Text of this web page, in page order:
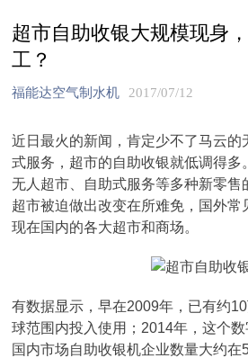
超市自助收银大规模现身
工？
福能达空气制水机 2017/07/12
近日最火的新闻，肯定少不了马云的
式服务，超市的自助收银就低调得多
无人超市、自助式服务等多种新零售
超市被迫做出改变在所难免，国外常
现在国内的各大超市和商场。
有数据显示，早在2009年，已有约
球范围内投入使用；2014年，这个
国内市场自助收银机企业数量大约在